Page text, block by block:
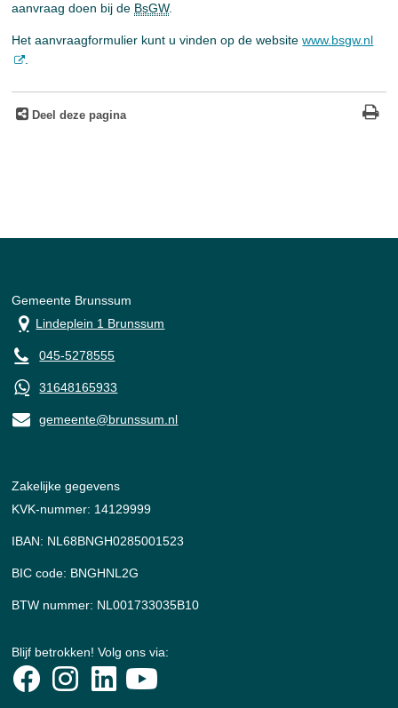
aanvraag doen bij de BsGW.
Het aanvraagformulier kunt u vinden op de websitewww.bsgw.nl
Deel deze pagina
Gemeente Brunssum
Lindeplein 1 Brunssum
045-5278555
31648165933
gemeente@brunssum.nl
Zakelijke gegevens
KVK-nummer: 14129999
IBAN: NL68BNGH0285001523
BIC code: BNGHNL2G
BTW nummer: NL001733035B10
Blijf betrokken! Volg ons via: